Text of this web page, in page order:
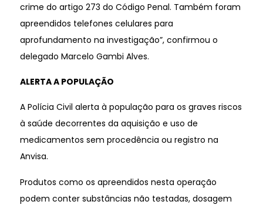
crime do artigo 273 do Código Penal. Também foram
apreendidos telefones celulares para
aprofundamento na investigação”, confirmou o
delegado Marcelo Gambi Alves.
ALERTA A POPULAÇÃO
A Polícia Civil alerta à população para os graves riscos
à saúde decorrentes da aquisição e uso de
medicamentos sem procedência ou registro na
Anvisa.
Produtos como os apreendidos nesta operação
podem conter substâncias não testadas, dosagem